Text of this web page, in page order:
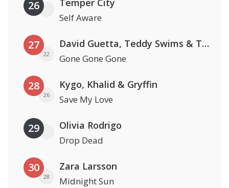
26 Temper City
Self Aware
27
22
David Guetta, Teddy Swims & Tones And I
Gone Gone Gone
28
26
Kygo, Khalid & Gryffin
Save My Love
29 Olivia Rodrigo
Drop Dead
30
28
Zara Larsson
Midnight Sun